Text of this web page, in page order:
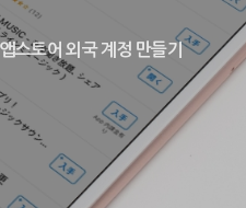
스토어 외국 계정 만들기